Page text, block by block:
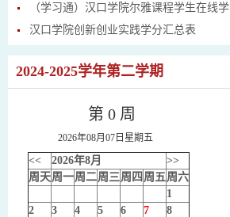
（学习通）汉口学院尔雅课程学生在线
汉口学院创新创业实践学分汇总表
2024-2025学年第二学期
第 0 周
2026年08月07日星期五
<< 2026年8月
>>
周天周一周二周三 周四 周五 周六
1
2
3 4 5 6 7
8